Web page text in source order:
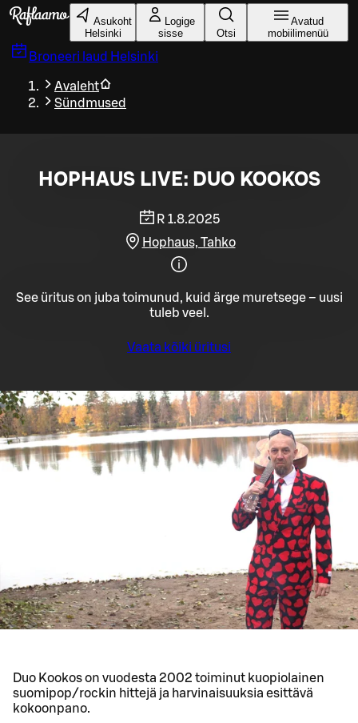
Liigu peamise sisu juurde
Asukoht
Helsinki
Logige
sisse
Otsi
Avatud
mobiilimenüü
Broneeri laud Helsinki
Avaleht
Sündmused
HOPHAUS LIVE: DUO KOOKOS
R 1.8.2025
Hophaus, Tahko
See üritus on juba toimunud, kuid ärge muretsege – uusi
tuleb veel.
Vaata kõiki üritusi
Duo Kookos on vuodesta 2002 toiminut kuopiolainen
suomipop/rockin hittejä ja harvinaisuuksia esittävä
kokoonpano.